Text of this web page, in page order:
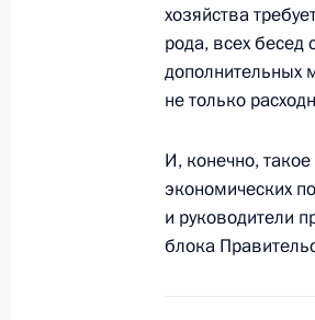
Утверждён
по вопросам
17 июня 2010 года,
16 июня 2010
хозяйства
рода, всех бесед
дополнительных
не только
И, конечно,
экономических
и руководители
блока